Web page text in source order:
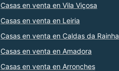
Casas en venta en Vila Viçosa
Casas en venta en Leiria
Casas en venta en Caldas da Rainha
Casas en venta en Amadora
Casas en venta en Arronches